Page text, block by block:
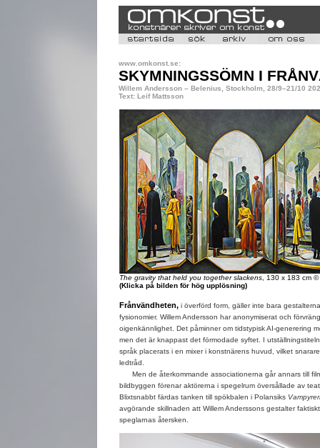
www.omkonst.se:
SKYMNINGSSÖMN I
Willem Andersson – Belenius, Stockholm, 28/9–21/10
Text: Leif Mattsson
The gravity that held you together slackens , 130 x 183 cm
(Klicka på bilden för hög upplösning)
Frånvändheten, i överförd form, gäller inte bara
fysionomier. Willem Andersson har anonymiserat och
oigenkännlighet. Det påminner om tidstypisk AI-generering
men det är knappast det förmodade syftet. I
språk placerats i en mixer i konstnärens huvud, vilket
ledtråd.
Men de återkommande associationerna går annars till
bildbyggen förenar aktörerna i spegelrum översållade av
Blixtsnabbt färdas tanken till spökbalen i Polansiks
avgörande skillnaden att Willem Anderssons gestalter
speglarnas återsken.